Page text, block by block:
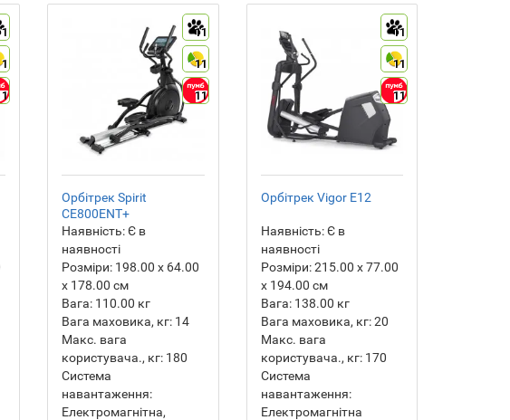
11
11
11
Орбітрек Spirit
CE800ENT+
Наявність:Є в
наявності
Розміри: 198.00 х 64.00
х 178.00 см
Вага: 110.00 кг
Вага маховика, кг: 14
Макс. вага
користувача., кг: 180
Система
навантаження:
Електромагнітна,
11
11
11
Орбітрек Vigor E12
Наявність:Є в
наявності
Розміри:215.00 х 77.00
х 194.00 см
Вага: 138.00 кг
Вага маховика, кг:20
Макс. вага
користувача., кг:170
Система
навантаження:
Електромагнітна